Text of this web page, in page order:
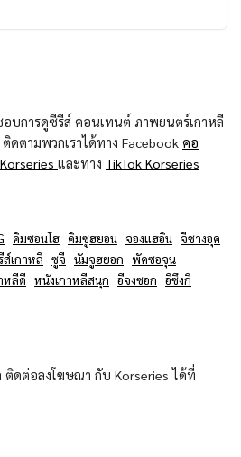
บการดูซีรีส์ คอนเทนต์ ภาพยนตร์เกาหลี
ดตามพวกเราได้ทาง Facebook คอ
และทาง TikTok Korseries
คิมซอนโฮ คิมซูฮยอน จองแฮอิน จีชางอุค
ส์เกาหลี ซูจี นัมจูฮยอก พัคซอจุน
หลีดี หนังเกาหลีสนุก อีจงซอก อีซึงกิ
ดต่อลงโฆษณา กับ Korseries ได้ที่